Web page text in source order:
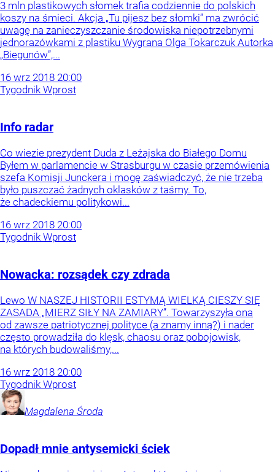
3 mln plastikowych słomek trafia codziennie do polskich
koszy na śmieci. Akcja „Tu pijesz bez słomki” ma zwrócić
uwagę na zanieczyszczanie środowiska niepotrzebnymi
jednorazówkami z plastiku Wygrana Olga Tokarczuk Autorka
„Biegunów”,...
16 wrz 2018 20:00
Tygodnik Wprost
Info radar
Co wiezie prezydent Duda z Leżajska do Białego Domu
Byłem w parlamencie w Strasburgu w czasie przemówienia
szefa Komisji Junckera i mogę zaświadczyć, że nie trzeba
było puszczać żadnych oklasków z taśmy. To,
że chadeckiemu politykowi...
16 wrz 2018 20:00
Tygodnik Wprost
Nowacka: rozsądek czy zdrada
Lewo W NASZEJ HISTORII ESTYMĄ WIELKĄ CIESZY SIĘ
ZASADA „MIERZ SIŁY NA ZAMIARY”. Towarzyszyła ona
od zawsze patriotycznej polityce (a znamy inną?) i nader
często prowadziła do klęsk, chaosu oraz pobojowisk,
na których budowaliśmy,...
16 wrz 2018 20:00
Tygodnik Wprost
Magdalena Środa
Dopadł mnie antysemicki ściek